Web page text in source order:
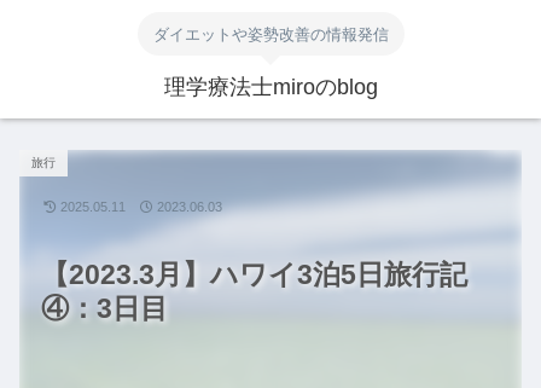
ダイエットや姿勢改善の情報発信
理学療法士miroのblog
【2023.3月】ハワイ3泊5日旅行記
④：3日目
旅行
2025.05.11 2023.06.03